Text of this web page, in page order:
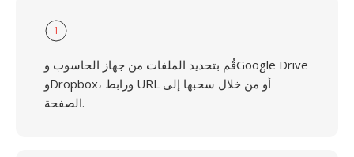
1
قُم بتحديد الملفات من جهاز الحاسوب وGoogle Drive
وDropbox، ورابط URL أو من خلال سحبها إلى
الصفحة.